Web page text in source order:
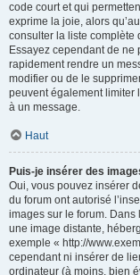
code court et qui
exprime la joie, alors
consulter la liste complète
Essayez cependant de
rapidement rendre un
modifier ou de le
peuvent également limiter
à un message.
Haut
Puis-je insérer des
Oui, vous pouvez insérer
du forum ont autorisé
images sur le forum.
une image distante,
exemple « http://
cependant ni insérer de
ordinateur (à moins, bien